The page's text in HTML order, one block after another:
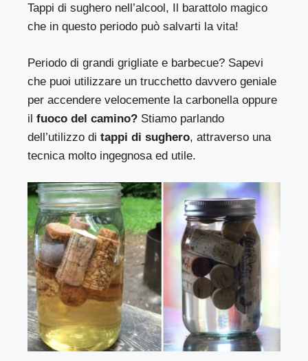
Tappi di sughero nell’alcool, Il barattolo magico
che in questo periodo può salvarti la vita!
Periodo di grandi grigliate e barbecue? Sapevi
che puoi utilizzare un trucchetto davvero geniale
per accendere velocemente la carbonella oppure
il fuoco del camino? Stiamo parlando
dell’utilizzo ditappi di sughero, attraverso una
tecnica molto ingegnosa ed utile.